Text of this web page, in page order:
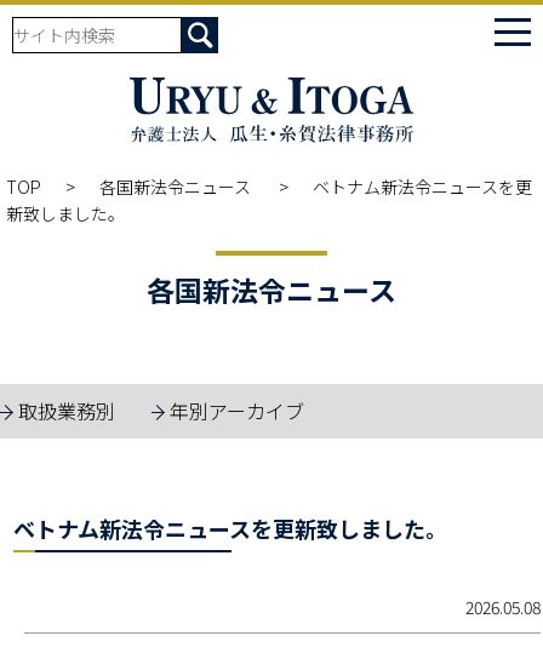
TOP 各国新法令ニュース
ベトナム新法令ニュースを更
新致しました。
各国新法令ニュース
取扱業務別 年別アーカイブ
ベトナム新法令ニュースを更新致しました。
2026.05.08